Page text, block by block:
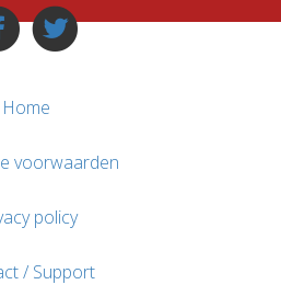
Home
voorwaarden
policy
/ Support